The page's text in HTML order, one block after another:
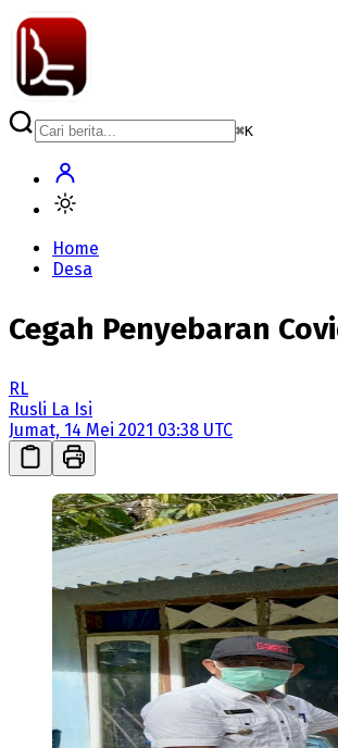
⌘K
Home
Desa
Cegah Penyebaran
RL
Rusli La Isi
Jumat, 14 Mei 2021 03:38 UTC